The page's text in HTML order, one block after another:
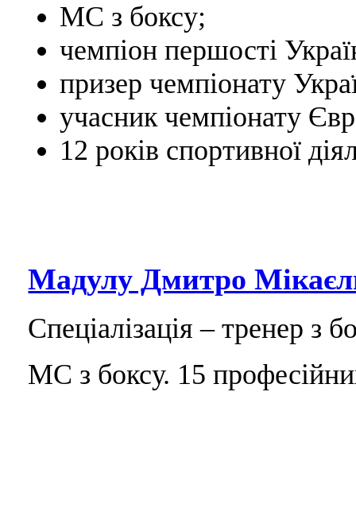
МС з боксу;
чемпіон першості
призер чемпіонату
учасник чемпіонату
12 років спортивної
Мадулу Дмитро
Спеціалізація – тренер з
МС з боксу. 15